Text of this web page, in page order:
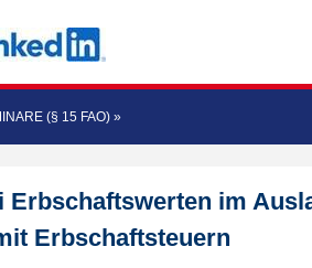
(§ 15 FAO) »
Erbschaftswerten im
Erbschaftsteuern